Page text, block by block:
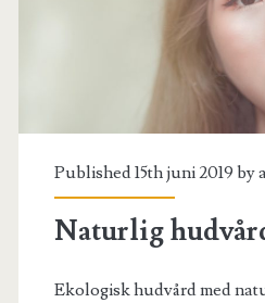
Published 15th juni 2019 by
Naturlig
Ekologisk hudvård med